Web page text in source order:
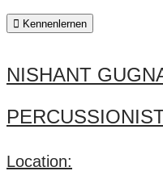
Kennenlernen
NISHANT
Location: